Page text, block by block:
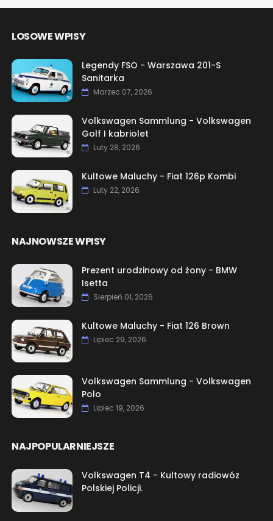
LOSOWE WPISY
Legendy FSO - Warszawa 201-S
Sanitarka
Marzec 07, 2026
Volkswagen Sammlung - Volkswagen
Golf I kabriolet
Luty 28, 2026
Kultowe Maluchy - Fiat 126p Kombi
Luty 22, 2026
NAJNOWSZE WPISY
Prezent urodzinowy od żony - BMW
Isetta
Sierpień 01, 2026
Kultowe Maluchy - Fiat 126 Brown
Lipiec 29, 2026
Volkswagen Sammlung - Volkswagen
Polo
Lipiec 19, 2026
NAJPOPULARNIEJSZE
Volkswagen T4 - Kultowy radiowóz
Polskiej Policji.